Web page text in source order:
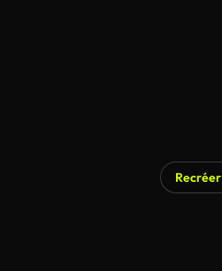
Recréer